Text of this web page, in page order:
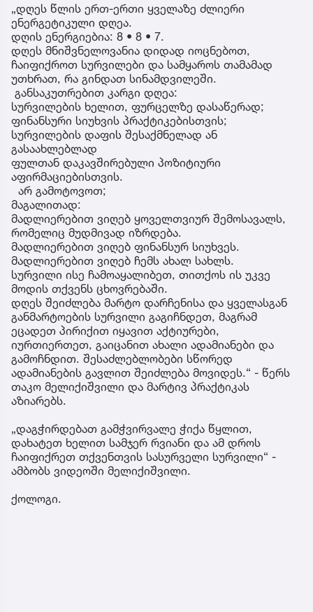
„დღეს წლის ერთ-ერთი ყველაზე ძლიერი
ენერგეტიკული დღეა.
დღის ენერგიებია: 8 • 8 • 7.
დღეს მნიშვნელოვანია დიდად იოცნებოთ,
ჩაიფიქროთ სურვილები და სამყაროს თამამად
უთხრათ, რა გინდათ სინამდვილეში.
განსაკუთრებით კარგი დღეა:
სურვილების ხელით, ფურცელზე დასაწერად;
ფინანსური სიუხვის პრაქტიკებისთვის;
სურვილების დაფის შესაქმნელად ან
გასაახლებლად
ფულთან დაკავშირებული პოზიტიური
აფირმაციებისთვის.
არ გამოტოვოთ;
მაგალითად:
მადლიერებით ვიღებ ყოველთვიურ შემოსავალს,
რომელიც მუდმივად იზრდება.
მადლიერებით ვიღებ ფინანსურ სიუხვეს.
მადლიერებით ვიღებ ჩემს ახალ სახლს.
სურვილი ისე ჩამოაყალიბეთ, თითქოს ის უკვე
მოდის თქვენს ცხოვრებაში.
დღეს შეიძლება მარტო დარჩენისა და ყველასგან
განმარტოების სურვილი გაგიჩნდეთ, მაგრამ
ეცადეთ პირიქით იყავით აქტიურები,
იურთიერთეთ, გაიცანით ახალი ადამიანები და
გამოჩნდით. შესაძლებლობები სწორედ
ადამიანების გავლით შეიძლება მოვიდეს.“ - წერს
თაკო მელიქიშვილი და მარტივ პრაქტიკას
აზიარებს.
„დაგჭირდებათ გამჭვირვალე ჭიქა წყლით,
დახატეთ ხელით სამჯერ რვიანი და ამ დროს
ჩაიფიქრეთ თქვენთვის სასურველი სურვილი“ -
ამბობს ვიდეოში მელიქიშვილი.
ქოლოგი.